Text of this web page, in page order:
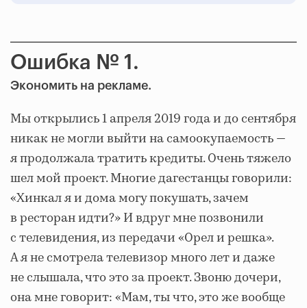
Ошибка № 1.
Экономить на рекламе.
Мы открылись 1 апреля 2019 года и до сентября
никак не могли выйти на самоокупаемость —
я продолжала тратить кредиты. Очень тяжело
шел мой проект. Многие дагестанцы говорили:
«Хинкал я и дома могу покушать, зачем
в ресторан идти?» И вдруг мне позвонили
с телевидения, из передачи «Орел и решка».
А я не смотрела телевизор много лет и даже
не слышала, что это за проект. Звоню дочери,
она мне говорит: «Мам, ты что, это же вообще